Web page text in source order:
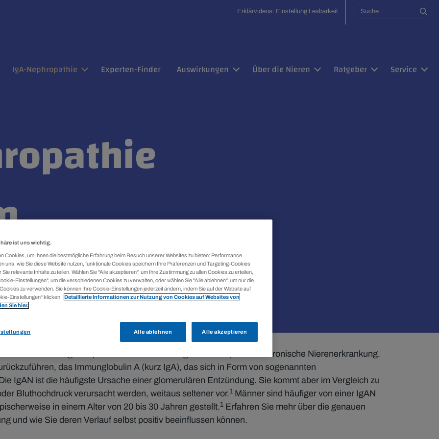
Erklärvideos: Einstellung Lesbarkeit
Search
IgA-Nephropathie Experten-Finder Auswirkungen Über die Nieren Ratgeber Service
dem Namen IgA-Nephritis oder Morbus Berger bekannt, ist eine chronische Nierenerkrankung.
das Immunglobulin A (kurz IgA), das sich in Form von sogenannten
IgAN ist die häufigste Ursache einer glomerulären Entzündung. Sie kommt aber im Vergleich zu
Bluthochdruck verursacht werden, weitaus seltener vor.1 Männer sind häufiger von einer IgAN
in einem Alter von 20 bis 30 Jahren gestellt.1 Erfahren Sie mehr über die genauen
und wie Sie deren Verlauf selbst positiv beeinflussen können.
ist uns wichtig.
Cookies, um Ihnen die bestmögliche Erfahrung beim Besuch unserer Websites zu bieten: Performance
uns, wie Sie diese Website nutzen, funktionale Cookies speichern Ihre Präferenzen und Targeting-Cookies
Sie relevante Inhalte zu teilen. Wählen Sie "Alle akzeptieren", um Ihre Zustimmung zu allen Cookies zu erteilen,
Einstellungen", um die verschiedenen Cookies zu verwalten, oder wählen Sie "Alle ablehnen", um nur die
zu verwenden. Sie können Ihre Cookie-Einstellungen jederzeit ändern, indem Sie auf der Website auf
Einstellungen“ klicken. Detaillierte Informationen zur Nutzung von Cookies auf Websites von
Sie hier.
Alle ablehnen Alle akzeptieren